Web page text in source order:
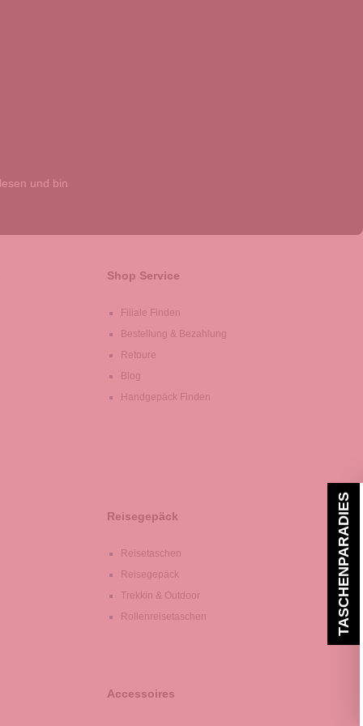
und bin
Shop Service
Filiale Finden
Bestellung & Bezahlung
Retoure
Blog
Handgepäck Finden
Reisegepäck
Reisetaschen
Reisegepäck
Trekkin & Outdoor
Rollenreisetaschen
Accessoires
TASCHENPARADIES